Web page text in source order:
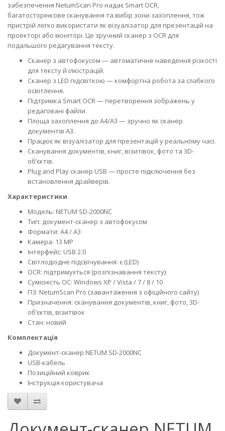
забезпечення NetumScan Pro надає Smart OCR,
багатосторінкове сканування та вибір зони захоплення, тож
пристрій легко використати як візуалізатор для презентацій на
проекторі або моніторі. Це зручний сканер з OCR для
подальшого редагування тексту.
Сканер з автофокусом — автоматичне наведення різкості
для тексту й ілюстрацій.
Сканер з LED підсвіткою — комфортна робота за слабкого
освітлення.
Підтримка Smart OCR — перетворення зображень у
редаговані файли.
Площа захоплення до A4/A3 — зручно як сканер
документів A3.
Працює як візуалізатор для презентацій у реальному часі.
Сканування документів, книг, візитівок, фото та 3D-
об’єктів.
Plug and Play сканер USB — просте підключення без
встановлення драйверів.
Характеристики
Модель: NETUM SD-2000NC
Тип: документ-сканер з автофокусом
Формати: A4 / A3
Камера: 13 MP
Інтерфейс: USB 2.0
Світлодіодне підсвічування: є (LED)
OCR: підтримується (розпізнавання тексту)
Сумісність ОС: Windows XP / Vista / 7 / 8 / 10
ПЗ: NetumScan Pro (завантаження з офіційного сайту)
Призначення: сканування документів, книг, фото, 3D-
об’єктів, візитівок
Стан: новий
Комплектація
Документ-сканер NETUM SD-2000NC
USB-кабель
Позиційний коврик
Інструкція користувача